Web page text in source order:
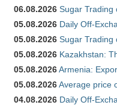
06.08.2026 Sugar Trading
05.08.2026 Daily Off-
05.08.2026 Sugar Trading
05.08.2026 Kazakhstan:
05.08.2026Armenia:
05.08.2026Average price
04.08.2026 Daily Off-